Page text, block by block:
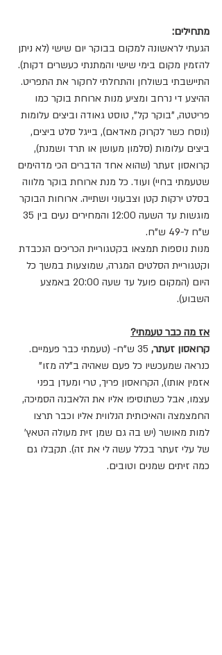
מתחילים:
הגעתי לראשונה למקום בבוקר יום שישי (לא ניתן
להזמין מקום בימי שישי והמתנתי כעשרים דקות).
התיישבתי בשולחן והתחלתי לחקור את התפריט.
ההיצע די נרחב ומציע מנות ארוחת בוקר כמו
פריטטה, "בוקר קל", טוסט גאודה וביצים עלומות
(נוסח כשר לקרוק מאדאם), בייגל סלט ביצים,
ביצים עלומות (סלמון מעושן או תרד ושמנת),
קרואסון זעתר (שהוא אחד הדברים הכי מדהימים
שטעמתי בחיי) ועוד. כל מנת ארוחת בוקר מלווה
בסלט ירקות קטן וצבעוני ושתייה. ארוחות הבוקר
ש"ח ל-49 ש"ח.
מנות נוספות תמצאו בקטגוריית הכריכים הנכבדת
וקטגוריית הסלטים המגרה, שמוצעות במשך כל
היום (המקום פועל עד שעה 20:00 באמצע
השבוע).
אז מה כבר טעמתי?
קרואסון זעתר,
35 ש"ח- (טעמתי כבר פעמיים.
כנראה שמעכשיו כל פעם שאהיה ב"לה מזו"
אזמין אותו), הקרואסון פריך, טרי ומעדן בפני
עצמו, אבל כשתוסיפו אליו את הלאבנה הסמיכה,
החמצמצה והאיכותית הנלווית אליו וכבר תרצו
למות מאושר (יש בה גם שמן זית מעולה הטאץ'
של עלי זעתר בכלל עשה לי את זה). תקבלו גם
כמה זיתים שמנים וטובים.